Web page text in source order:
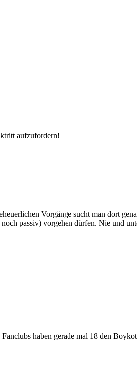
aufzufordern!
Vorgänge sucht man dort
passiv) vorgehen dürfen. Nie und
haben gerade mal 18 den